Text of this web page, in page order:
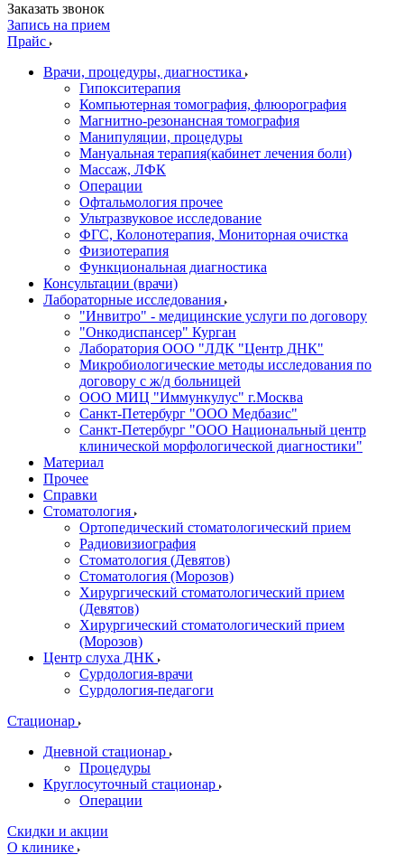
Заказать звонок
Запись на прием
Прайс
Врачи, процедуры, диагностика
Гипокситерапия
Компьютерная томография, флюорография
Магнитно-резонансная томография
Манипуляции, процедуры
Мануальная терапия(кабинет лечения боли)
Массаж, ЛФК
Операции
Офтальмология прочее
Ультразвуковое исследование
ФГС, Колонотерапия, Мониторная очистка
Физиотерапия
Функциональная диагностика
Консультации (врачи)
Лабораторные исследования
"Инвитро" - медицинские услуги по договору
"Онкодиспансер" Курган
Лаборатория ООО "ЛДК "Центр ДНК"
Микробиологические методы исследования по
договору с ж/д больницей
ООО МИЦ "Иммункулус" г.Москва
Санкт-Петербург "ООО Медбазис"
Санкт-Петербург "ООО Национальный центр
клинической морфологической диагностики"
Материал
Прочее
Справки
Стоматология
Ортопедический стоматологический прием
Радиовизиография
Стоматология (Девятов)
Стоматология (Морозов)
Хирургический стоматологический прием
(Девятов)
Хирургический стоматологический прием
(Морозов)
Центр слуха ДНК
Сурдология-врачи
Сурдология-педагоги
Стационар
Дневной стационар
Процедуры
Круглосуточный стационар
Операции
Скидки и акции
О клинике